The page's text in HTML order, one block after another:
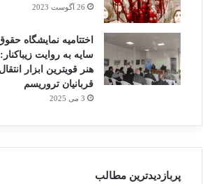
26 آگوست 2023
اختتامیه نمایشگاه
سایه به روایت زیباکنار:
هنر قویترین ابزار
قربانیان تروریسم
3 می 2025
پربازدیدترین مطالب